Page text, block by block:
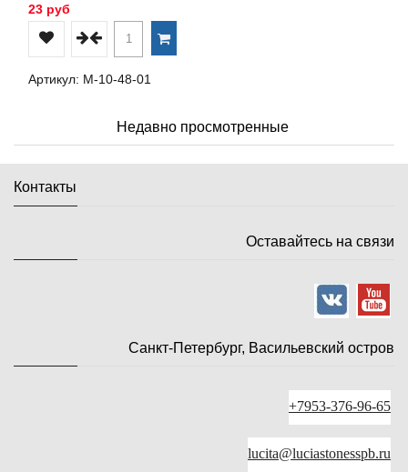
23 руб
Артикул: М-10-48-01
Недавно просмотренные
Контакты
Оставайтесь на связи
Санкт-Петербург, Васильевский остров
+7953-376-96-65
lucita@luciastonesspb.ru